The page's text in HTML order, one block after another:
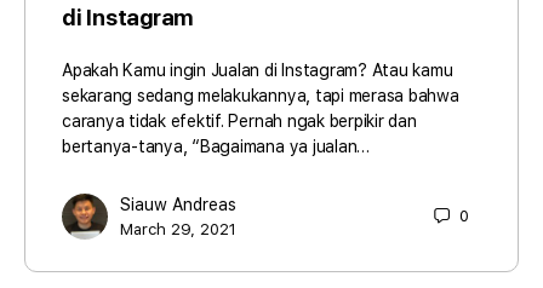
di Instagram
Apakah Kamu ingin Jualan di Instagram? Atau kamu
sekarang sedang melakukannya, tapi merasa bahwa
caranya tidak efektif. Pernah ngak berpikir dan
bertanya-tanya, “Bagaimana ya jualan…
Siauw Andreas
March 29, 2021
0